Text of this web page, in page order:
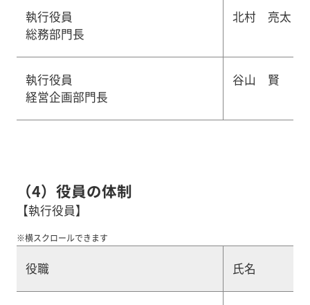
執行役員
総務部門長
北村 亮太
執行役員
経営企画部門長
谷山 賢
（4）役員の体制
【執行役員】
※横スクロールできます
役職 氏名